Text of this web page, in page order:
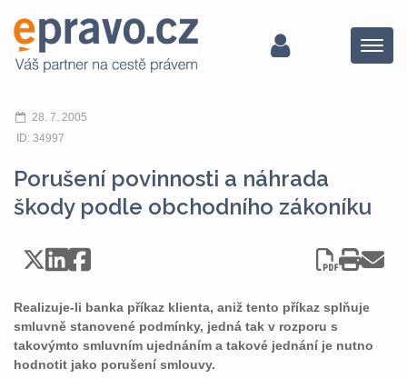
Menu
28. 7. 2005
ID: 34997
Porušení povinnosti a náhrada
škody podle obchodního zákoníku
Realizuje-li banka příkaz klienta, aniž tento příkaz splňuje
smluvně stanovené podmínky, jedná tak v rozporu s
takovýmto smluvním ujednáním a takové jednání je nutno
hodnotit jako porušení smlouvy.